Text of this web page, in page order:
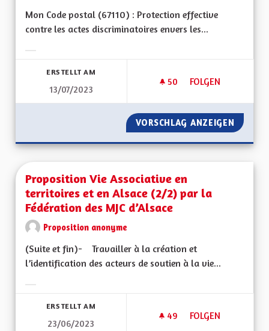
Mon Code postal (67110) : Protection effective
contre les actes discriminatoires envers les...
ERSTELLT AM
13/07/2023
50 50 FOLLOWER
FOLGEN
PROTECTION
VORSCHLAG ANZEIGEN
Proposition Vie Associative en
territoires et en Alsace (2/2) par la
Fédération des MJC d’Alsace
Proposition anonyme
(Suite et fin)- Travailler à la création et
l’identification des acteurs de soutien à la vie...
ERSTELLT AM
23/06/2023
49 49 FOLLOWER
FOLGEN
PROPOSITION VIE